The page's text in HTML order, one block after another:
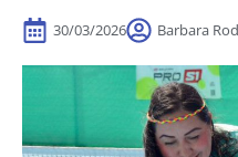
30/03/2026 Barbara